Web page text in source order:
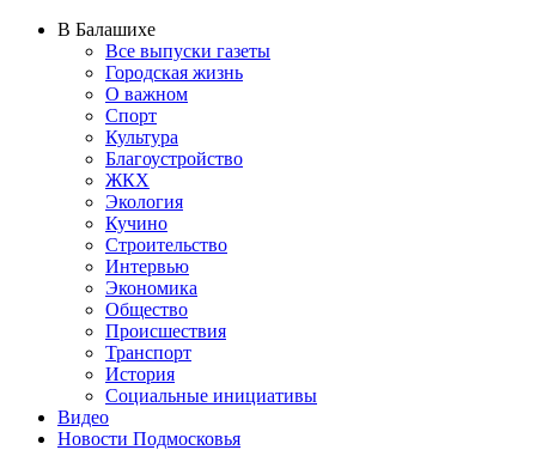
В Балашихе
Все выпуски газеты
Городская жизнь
О важном
Спорт
Культура
Благоустройство
ЖКХ
Экология
Кучино
Строительство
Интервью
Экономика
Общество
Происшествия
Транспорт
История
Социальные инициативы
Видео
Новости Подмосковья